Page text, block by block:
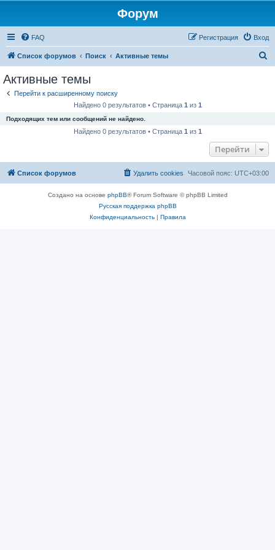
Форум
FAQ Вход
Регистрация
Список форумов Поиск Активные темы
Активные темы
Перейти к расширенному поиску
Найдено 0 результатов • Страница 1 из 1
Подходящих тем или сообщений не найдено.
Найдено 0 результатов • Страница 1 из 1
Перейти
Список форумов Часовой пояс: UTC+03:00
Удалить cookies
Создано на основе phpBB® Forum Software © phpBB Limited
Русская поддержка phpBB
Конфиденциальность| Правила